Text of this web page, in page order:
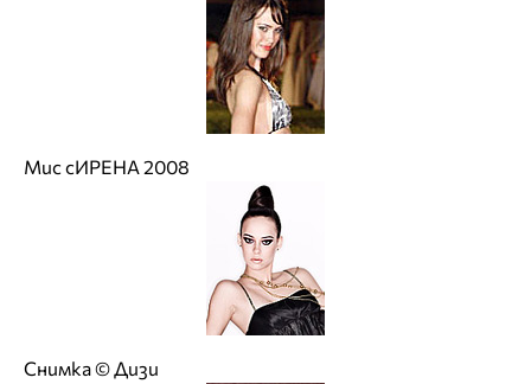
Мис сИРЕНА 2008
Снимка © Дизи